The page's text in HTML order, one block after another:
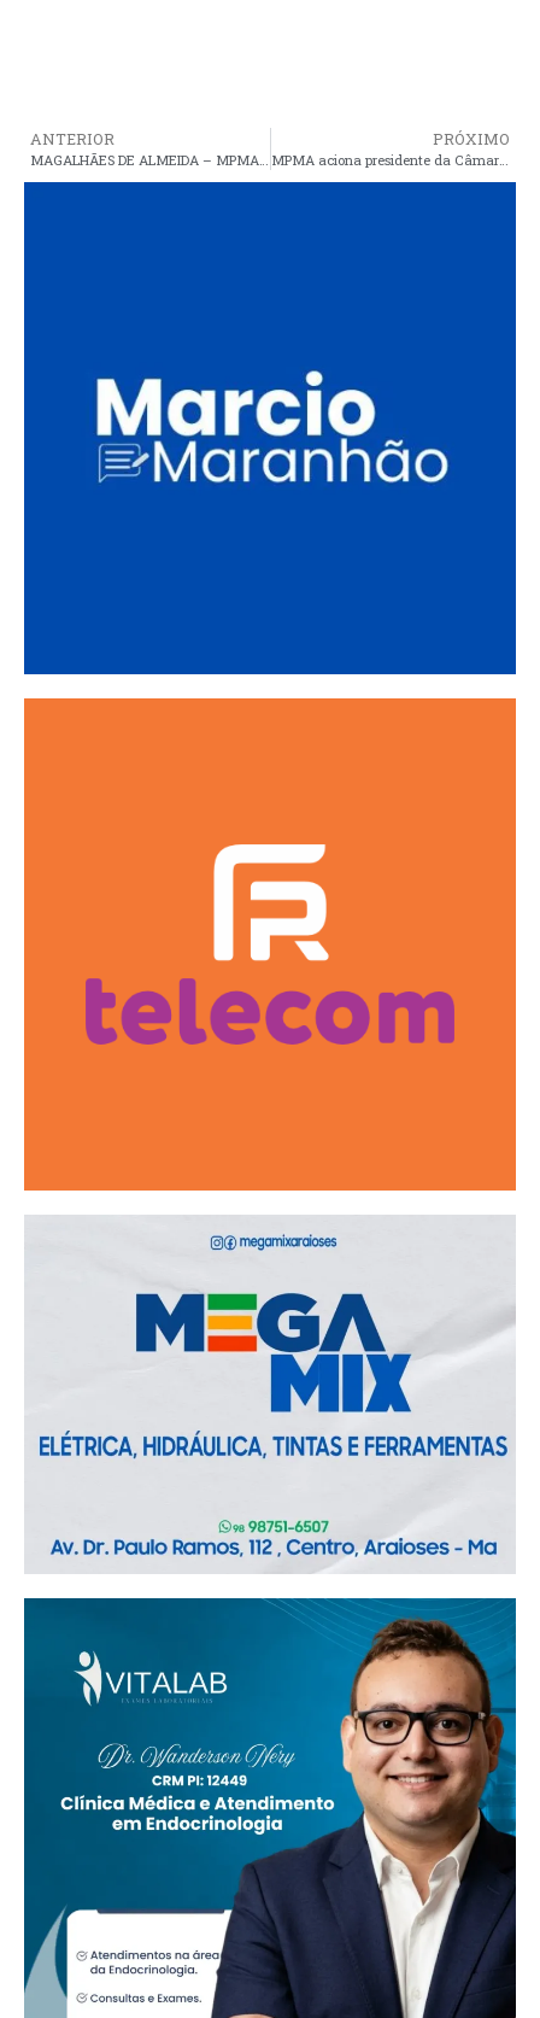
ANTERIOR
MAGALHÃES DE ALMEIDA – MPMA ajuizou 28 ações por fraudes em licitações
PRÓXIMO
MPMA aciona presidente da Câmara por improbidade administrativa